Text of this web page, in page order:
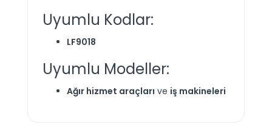
Uyumlu Kodlar:
LF9018
Uyumlu Modeller:
Ağır hizmet araçları ve iş makineleri